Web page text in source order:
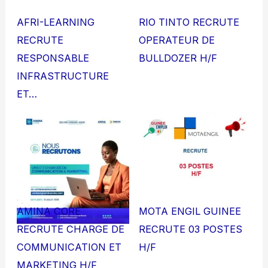
AFRI-LEARNING
RECRUTE
RESPONSABLE
INFRASTRUCTURE
ET…
RIO TINTO RECRUTE
OPERATEUR DE
BULLDOZER H/F
AMINA CORE
RECRUTE CHARGE DE
COMMUNICATION ET
MARKETING H/F
MOTA ENGIL GUINEE
RECRUTE 03 POSTES
H/F